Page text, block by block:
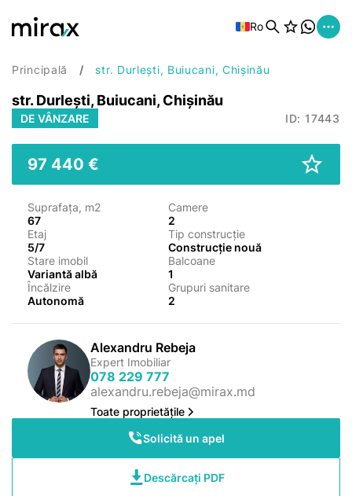
Ro
Principală str. Durlești, Buiucani, Chișinău
str. Durlești, Buiucani, Chișinău
DE VÂNZARE ID: 17443
97 440 €
Suprafața, m2
67
Camere
2
Etaj
5/7
Tip construcție
Construcție nouă
Stare imobil
Variantă albă
Balcoane
1
Încălzire
Autonomă
Grupuri sanitare
2
Alexandru Rebeja
Expert Imobiliar
078 229 777
alexandru.rebeja@mirax.md
Toate proprietățile
Solicită un apel
Descărcați PDF